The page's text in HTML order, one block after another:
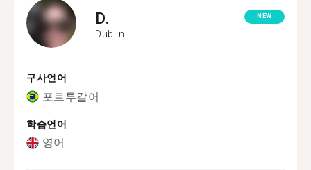
D.
Dublin
NEW
구사언어
포르투갈어
학습언어
영어